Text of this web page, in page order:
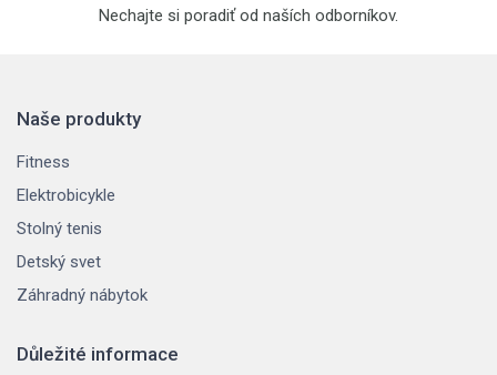
Nechajte si poradiť od naších odborníkov.
Naše produkty
Fitness
Elektrobicykle
Stolný tenis
Detský svet
Záhradný nábytok
Důležité informace